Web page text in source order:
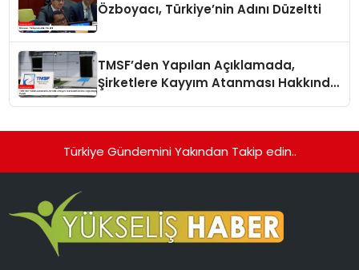
Özboyacı, Türkiye’nin Adını Düzeltti
TMSF’den Yapılan Açıklamada,
Şirketlere Kayyım Atanması Hakkında
Türkiye Gündemini Yakından Takip edin..